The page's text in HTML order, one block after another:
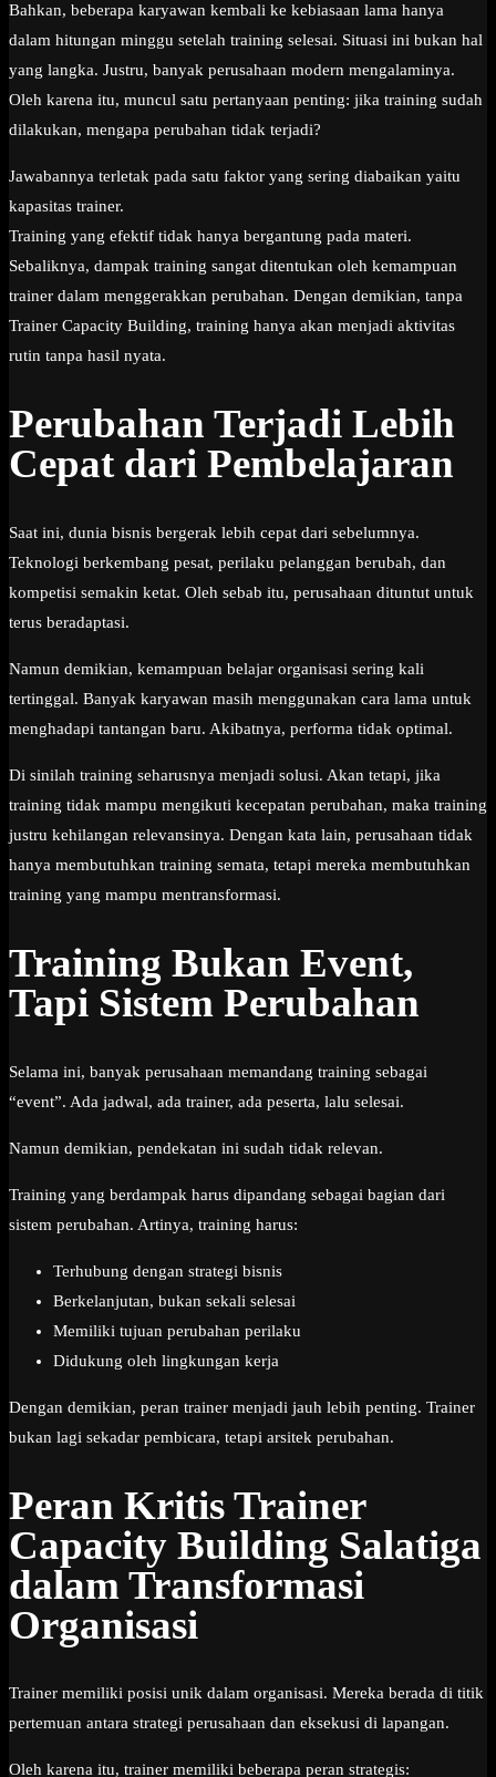
Bahkan, beberapa karyawan kembali ke kebiasaan lama hanya
dalam hitungan minggu setelah training selesai. Situasi ini bukan hal
yang langka. Justru, banyak perusahaan modern mengalaminya.
Oleh karena itu, muncul satu pertanyaan penting: jika training sudah
dilakukan, mengapa perubahan tidak terjadi?
Jawabannya terletak pada satu faktor yang sering diabaikan yaitu
kapasitas trainer.
Training yang efektif tidak hanya bergantung pada materi.
Sebaliknya, dampak training sangat ditentukan oleh kemampuan
trainer dalam menggerakkan perubahan. Dengan demikian, tanpa
Trainer Capacity Building, training hanya akan menjadi aktivitas
rutin tanpa hasil nyata.
Perubahan Terjadi Lebih
Cepat dari Pembelajaran
Saat ini, dunia bisnis bergerak lebih cepat dari sebelumnya.
Teknologi berkembang pesat, perilaku pelanggan berubah, dan
kompetisi semakin ketat. Oleh sebab itu, perusahaan dituntut untuk
terus beradaptasi.
Namun demikian, kemampuan belajar organisasi sering kali
tertinggal. Banyak karyawan masih menggunakan cara lama untuk
menghadapi tantangan baru. Akibatnya, performa tidak optimal.
Di sinilah training seharusnya menjadi solusi. Akan tetapi, jika
training tidak mampu mengikuti kecepatan perubahan, maka training
justru kehilangan relevansinya. Dengan kata lain, perusahaan tidak
hanya membutuhkan training semata, tetapi mereka membutuhkan
training yang mampu mentransformasi.
Training Bukan Event,
Tapi Sistem Perubahan
Selama ini, banyak perusahaan memandang training sebagai
“event”. Ada jadwal, ada trainer, ada peserta, lalu selesai.
Namun demikian, pendekatan ini sudah tidak relevan.
Training yang berdampak harus dipandang sebagai bagian dari
sistem perubahan. Artinya, training harus:
Terhubung dengan strategi bisnis
Berkelanjutan, bukan sekali selesai
Memiliki tujuan perubahan perilaku
Didukung oleh lingkungan kerja
Dengan demikian, peran trainer menjadi jauh lebih penting. Trainer
bukan lagi sekadar pembicara, tetapi arsitek perubahan.
Peran Kritis Trainer
Capacity Building Salatiga
dalam Transformasi
Organisasi
Trainer memiliki posisi unik dalam organisasi. Mereka berada di titik
pertemuan antara strategi perusahaan dan eksekusi di lapangan.
Oleh karena itu, trainer memiliki beberapa peran strategis: